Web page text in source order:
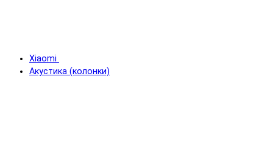
Xiaomi
Акустика (колонки)